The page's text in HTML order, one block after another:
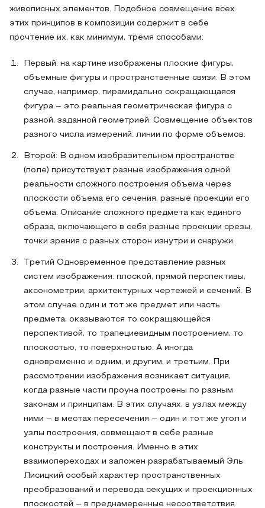
живописных элементов. Подобное совмещение всех
этих принципов в композиции содержит в себе
прочтение их, как минимум, трёмя способами:
Первый: на картине изображены плоские фигуры,
объемные фигуры и пространственные связи. В этом
случае, например, пирамидально сокращающаяся
фигура – это реальная геометрическая фигура с
разной, заданной геометрией. Совмещение объектов
разного числа измерений: линии по форме объемов.
Второй: В одном изобразительном пространстве
(поле) присутствуют разные изображения одной
реальности сложного построения объема через
плоскости объема его сечения, разные проекции его
объема. Описание сложного предмета как единого
образа, включающего в себя разные проекции срезы,
точки зрения с разных сторон изнутри и снаружи.
Третий Одновременное представление разных
систем изображения: плоской, прямой перспективы,
аксонометрии, архитектурных чертежей и сечений. В
этом случае один и тот же предмет или часть
предмета, оказываются то сокращающейся
перспективой, то трапециевидным построением, то
плоскостью, то поверхностью. А иногда
одновременно и одним, и другим, и третьим. При
рассмотрении изображения возникает ситуация,
когда разные части проуна построены по разным
законам и принципам. В этих случаях, в узлах между
ними – в местах пересечения – один и тот же угол и
узлы построения, совмещают в себе разные
конструкты и построения. Именно в этих
взаимопереходах и заложен разрабатываемый Эль
Лисицкий особый характер пространственных
преобразований и перевода секущих и проекционных
плоскостей – в преднамеренные несоответствия.